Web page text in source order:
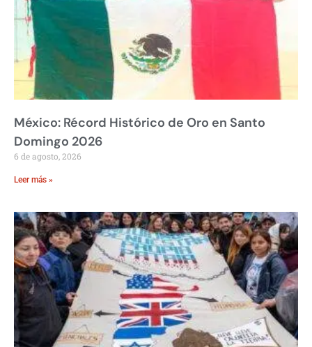
México: Récord Histórico de Oro en Santo
Domingo 2026
6 de agosto, 2026
Leer más »